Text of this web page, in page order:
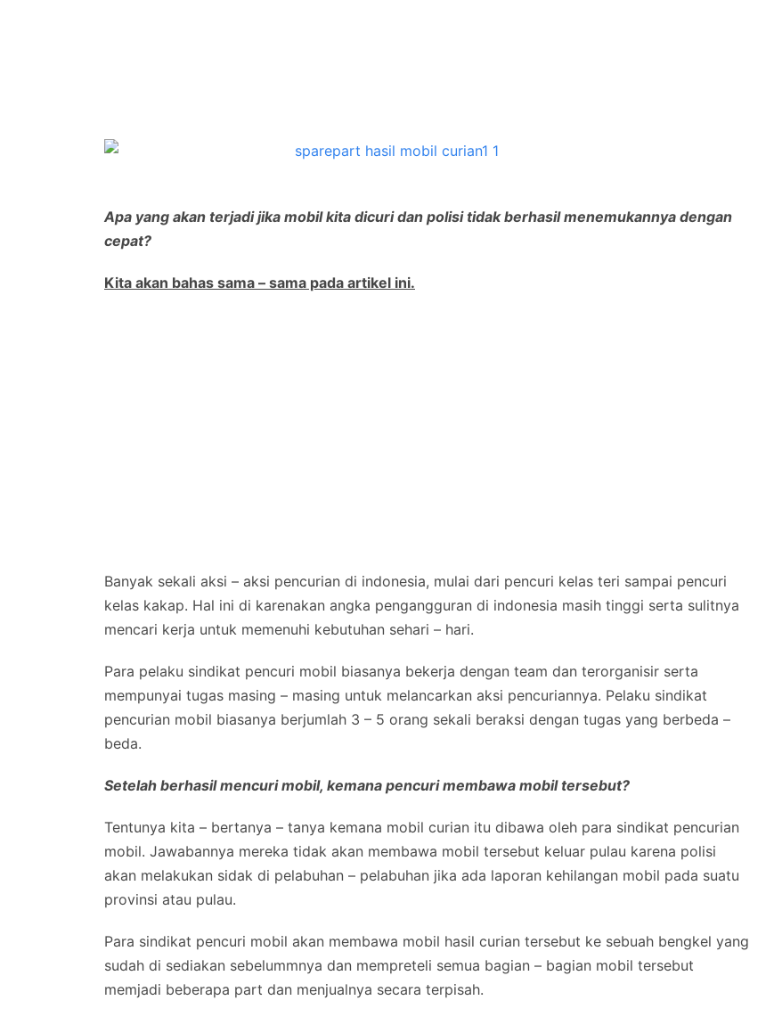
Apa yang akan terjadi jika mobil kita dicuri dan polisi tidak berhasil menemukannya dengan
cepat?
Kita akan bahas sama – sama pada artikel ini.
Banyak sekali aksi – aksi pencurian di indonesia, mulai dari pencuri kelas teri sampai pencuri
kelas kakap. Hal ini di karenakan angka pengangguran di indonesia masih tinggi serta sulitnya
mencari kerja untuk memenuhi kebutuhan sehari – hari.
Para pelaku sindikat pencuri mobil biasanya bekerja dengan team dan terorganisir serta
mempunyai tugas masing – masing untuk melancarkan aksi pencuriannya. Pelaku sindikat
pencurian mobil biasanya berjumlah 3 – 5 orang sekali beraksi dengan tugas yang berbeda –
beda.
Setelah berhasil mencuri mobil, kemana pencuri membawa mobil tersebut?
Tentunya kita – bertanya – tanya kemana mobil curian itu dibawa oleh para sindikat pencurian
mobil. Jawabannya mereka tidak akan membawa mobil tersebut keluar pulau karena polisi
akan melakukan sidak di pelabuhan – pelabuhan jika ada laporan kehilangan mobil pada suatu
provinsi atau pulau.
Para sindikat pencuri mobil akan membawa mobil hasil curian tersebut ke sebuah bengkel yang
sudah di sediakan sebelummnya dan mempreteli semua bagian – bagian mobil tersebut
memjadi beberapa part dan menjualnya secara terpisah.